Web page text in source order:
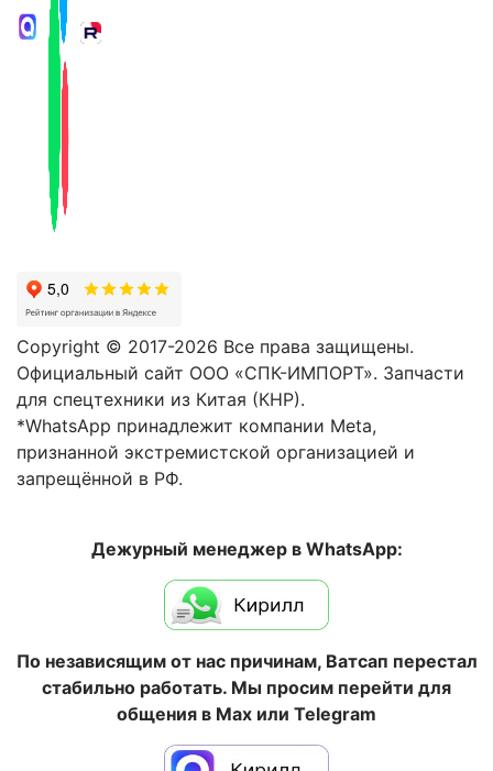
Copyright © 2017-2026 Все права защищены.
Официальный сайт ООО «СПК-ИМПОРТ». Запчасти
для спецтехники из Китая (КНР).
*WhatsApp принадлежит компании Meta,
признанной экстремистской организацией и
запрещённой в РФ.
Дежурный менеджер в WhatsApp:
По независящим от нас причинам, Ватсап перестал
стабильно работать. Мы просим перейти для
общения в Max или Telegram